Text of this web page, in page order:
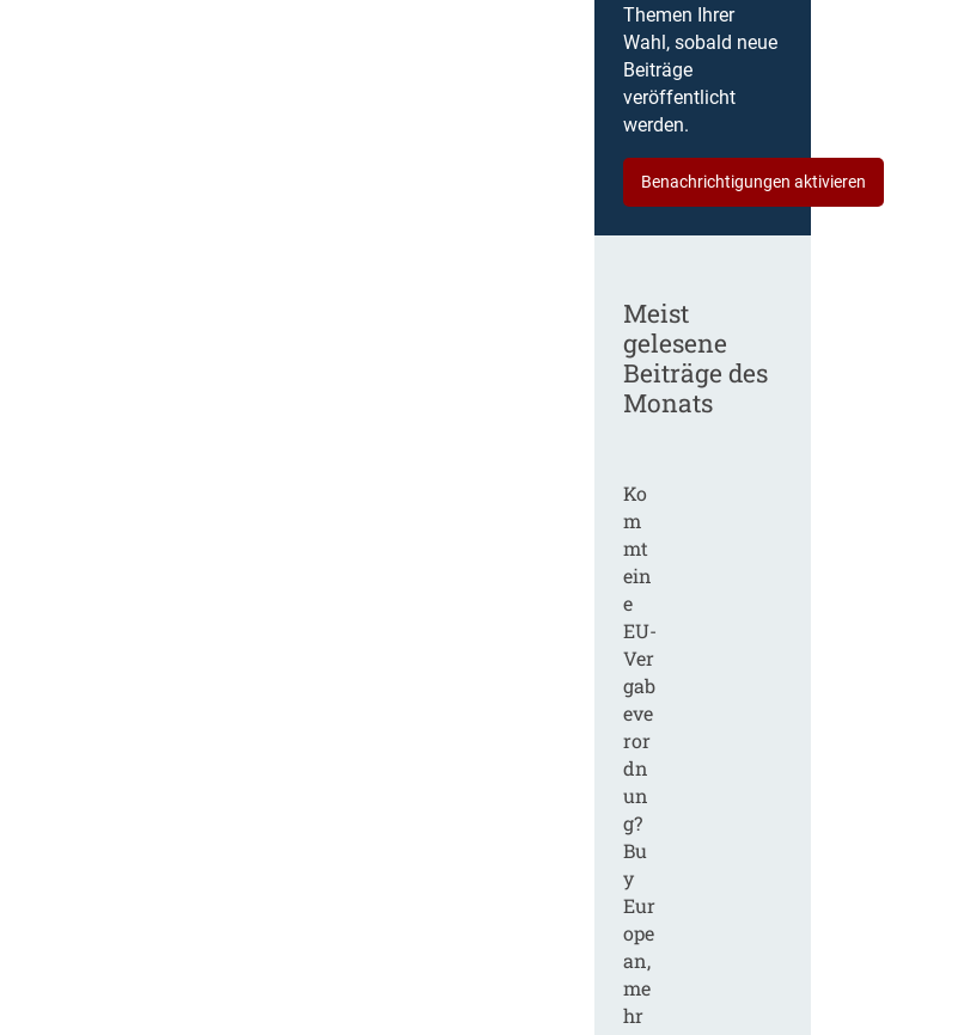
Themen Ihrer
Wahl, sobald neue
Beiträge
veröffentlicht
werden.
Benachrichtigungen aktivieren
Meist
gelesene
Beiträge des
Monats
Ko
m
mt
ein
e
EU-
Ver
gab
eve
ror
dn
un
g?
Bu
y
Eur
ope
an,
me
hr